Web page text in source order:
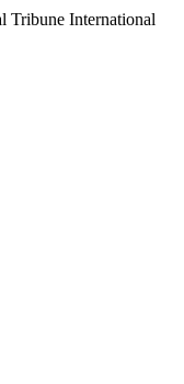
Tribune International